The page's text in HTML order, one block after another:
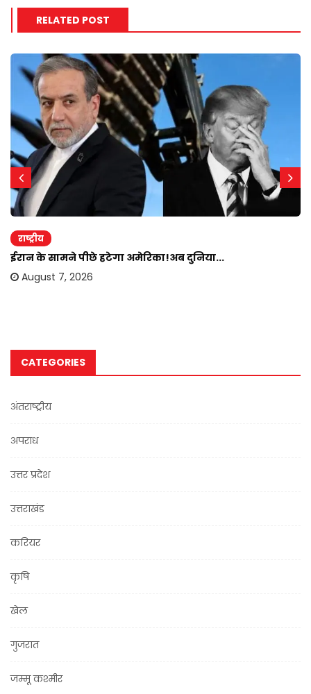
RELATED POST
राष्ट्रीय
ईरान के सामने पीछे हटेगा अमेरिका!अब दुनिया...
August 7, 2026
CATEGORIES
अंतराष्ट्रीय
अपराध
उत्तर प्रदेश
उत्तराखंड
करियर
कृषि
खेल
गुजरात
जम्मू कश्मीर